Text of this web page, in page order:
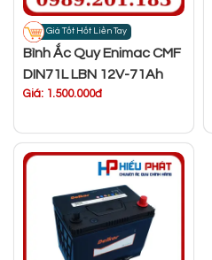
Giá Tốt Hốt Liền Tay
Bình Ắc Quy Enimac CMF
DIN71L LBN 12V-71Ah
Giá: 1.500.000đ